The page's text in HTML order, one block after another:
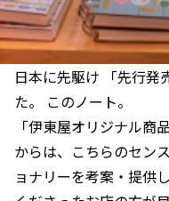
日本に先駆け 「先行発
た。 このノート。
「伊東屋オリジナル商
からは、こちらのセン
ョナリーを考案・提供